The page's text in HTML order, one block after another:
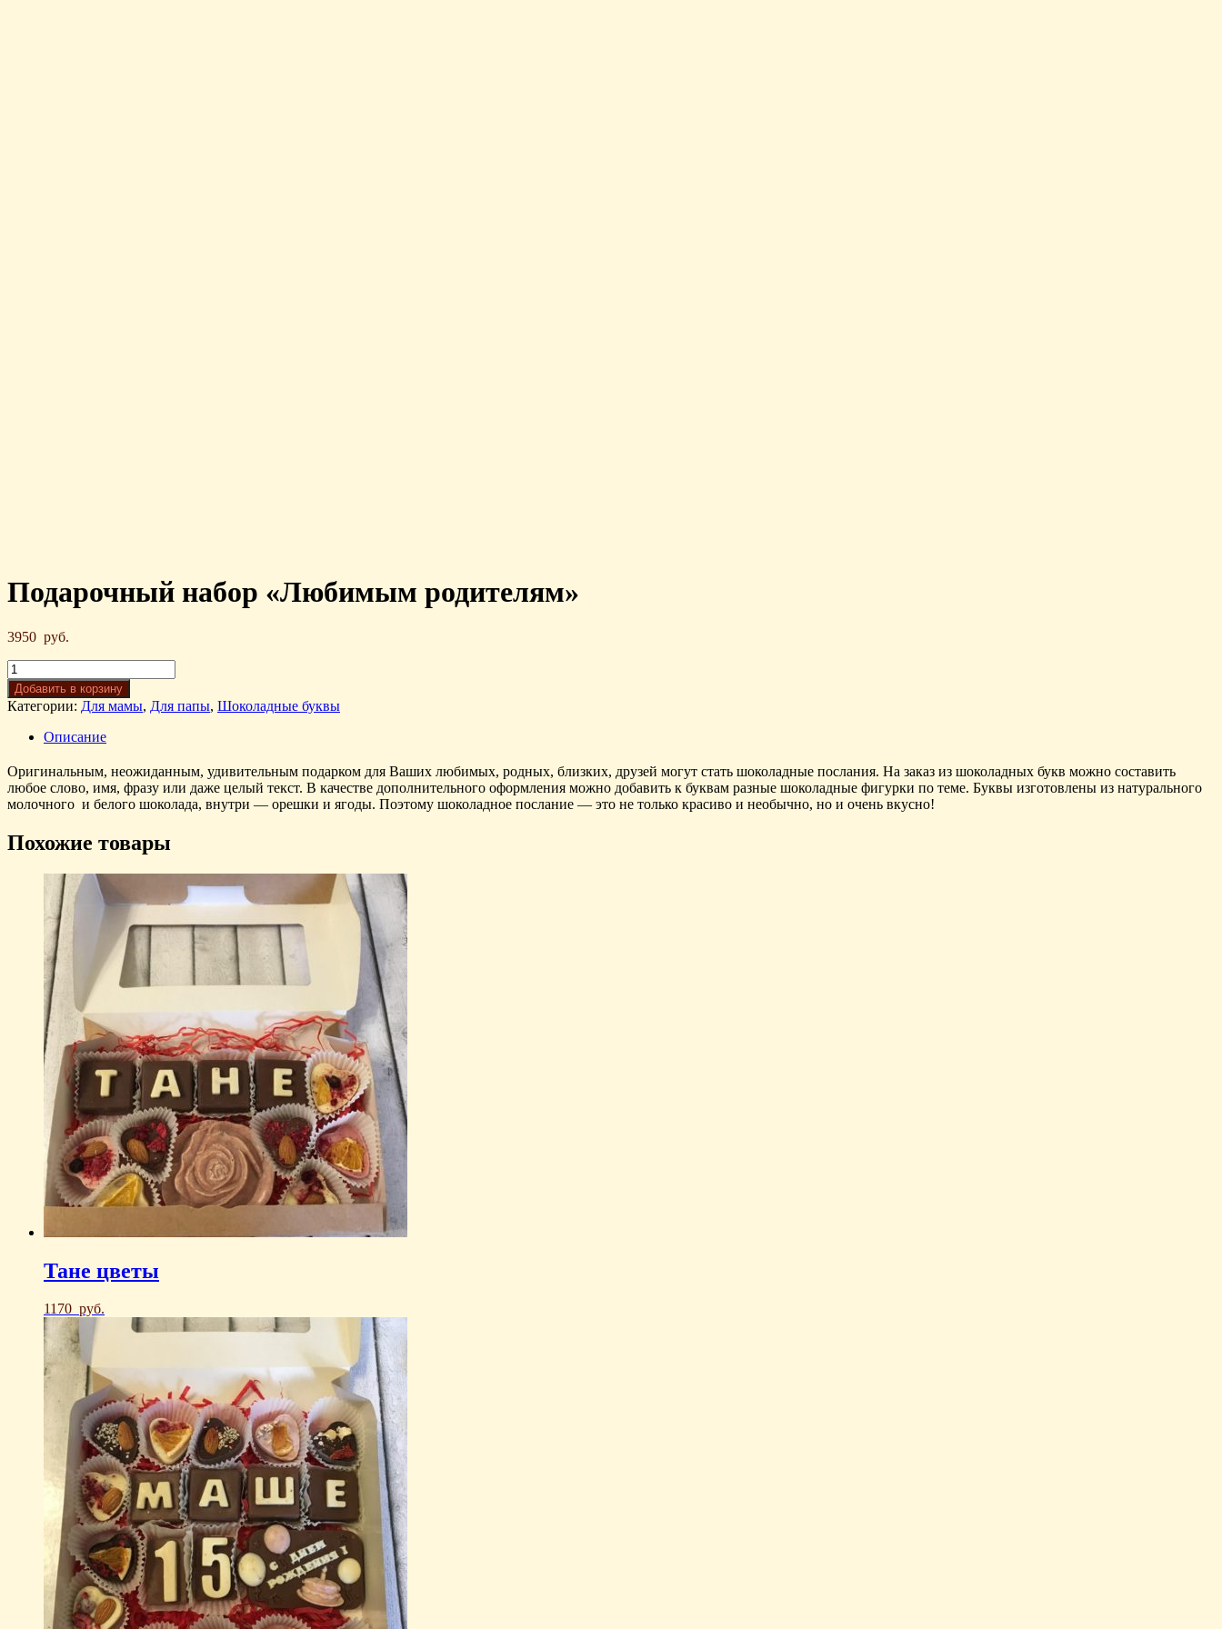
Подарочный набор «Любимым родителям»
3950 руб.
Добавить в корзину
Категории: Для мамы, Для папы, Шоколадные буквы
Описание
Оригинальным, неожиданным, удивительным подарком для Ваших любимых, родных, близких, друзей могут стать шоколадные послания. На заказ из шоколадных букв можно составить
любое слово, имя, фразу или даже целый текст. В качестве дополнительного оформления можно добавить к буквам разные шоколадные фигурки по теме. Буквы изготовлены из натурального
молочного и белого шоколада, внутри — орешки и ягоды. Поэтому шоколадное послание — это не только красиво и необычно, но и очень вкусно!
Похожие товары
Тане цветы
1170 руб.